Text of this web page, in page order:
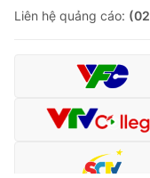
Liên hệ quảng cáo: